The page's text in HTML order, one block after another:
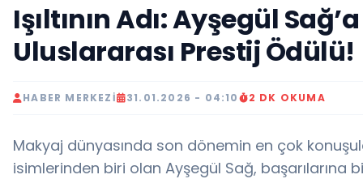
Işıltının Adı: Ayşegül Sağ’a
Uluslararası Prestij Ödülü!
HABER MERKEZI 31.01.2026 - 04:10 2 DK OKUMA
Makyaj dünyasında son dönemin en çok
isimlerinden biri olan Ayşegül Sağ, başarılarına